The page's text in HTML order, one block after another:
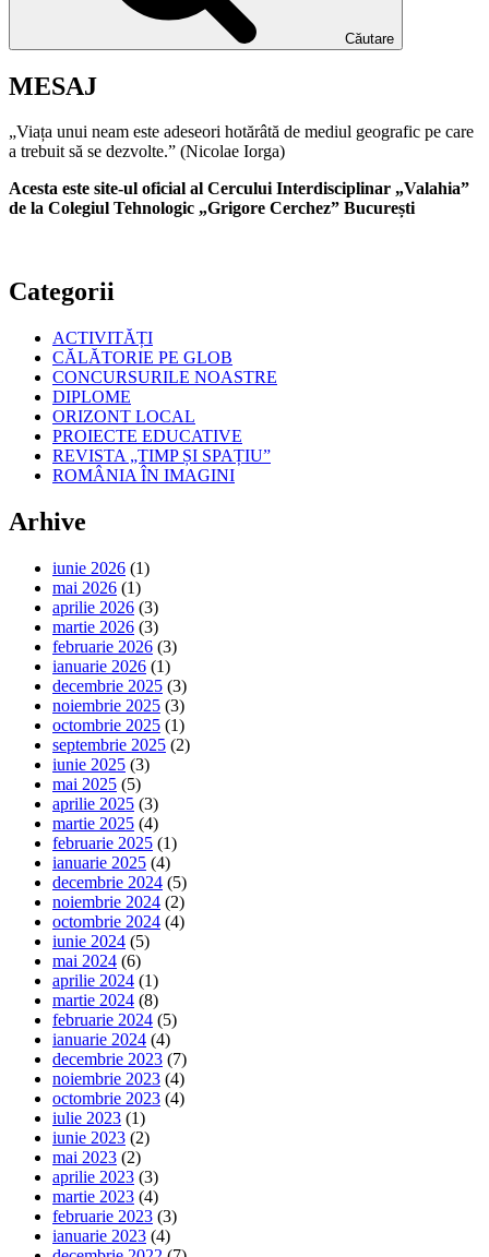
Căutare
MESAJ
„Viața unui neam este adeseori hotărâtă de mediul geografic pe care
a trebuit să se dezvolte.” (Nicolae Iorga)
Acesta este site-ul oficial al Cercului Interdisciplinar „Valahia”
de la Colegiul Tehnologic „Grigore Cerchez” București
Categorii
ACTIVITĂȚI
CĂLĂTORIE PE GLOB
CONCURSURILE NOASTRE
DIPLOME
ORIZONT LOCAL
PROIECTE EDUCATIVE
REVISTA „TIMP ȘI SPAȚIU”
ROMÂNIA ÎN IMAGINI
Arhive
iunie 2026 (1)
mai 2026 (1)
aprilie 2026 (3)
martie 2026 (3)
februarie 2026 (3)
ianuarie 2026 (1)
decembrie 2025 (3)
noiembrie 2025 (3)
octombrie 2025 (1)
septembrie 2025 (2)
iunie 2025 (3)
mai 2025 (5)
aprilie 2025 (3)
martie 2025 (4)
februarie 2025 (1)
ianuarie 2025 (4)
decembrie 2024 (5)
noiembrie 2024 (2)
octombrie 2024 (4)
iunie 2024 (5)
mai 2024 (6)
aprilie 2024 (1)
martie 2024 (8)
februarie 2024 (5)
ianuarie 2024 (4)
decembrie 2023 (7)
noiembrie 2023 (4)
octombrie 2023 (4)
iulie 2023 (1)
iunie 2023 (2)
mai 2023 (2)
aprilie 2023 (3)
martie 2023 (4)
februarie 2023 (3)
ianuarie 2023 (4)